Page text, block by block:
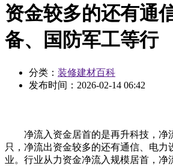
资金较多的还有通
备、国防军工等行
分类： 装修建材百科
发布时间： 2026-02-14 06:42
净流入资金居首的是再升科技，净
只，净流出资金较多的还有通信、电力
业。行业从力资金净流入规模居首，净